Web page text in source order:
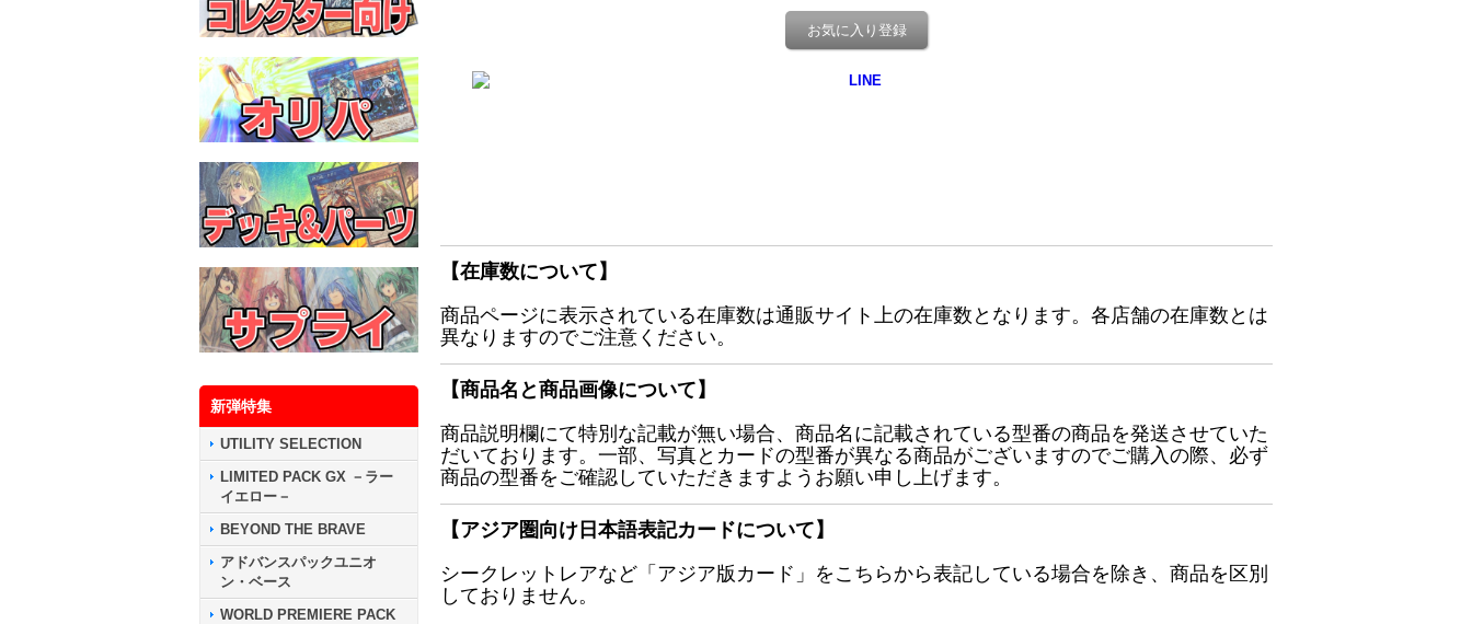
新弾特集
UTILITY SELECTION
LIMITED PACK GX －ラー
イエロー－
BEYOND THE BRAVE
アドバンスパックユニオ
ン・ベース
WORLD PREMIERE PACK
お気に入り登録
【在庫数について】
商品ページに表示されている在庫数は通販サイト上の在庫数となります。各店舗の在庫数とは
異なりますのでご注意ください。
【商品名と商品画像について】
商品説明欄にて特別な記載が無い場合、商品名に記載されている型番の商品を発送させていた
だいております。一部、写真とカードの型番が異なる商品がございますのでご購入の際、必ず
商品の型番をご確認していただきますようお願い申し上げます。
【アジア圏向け日本語表記カードについて】
シークレットレアなど「アジア版カード」をこちらから表記している場合を除き、商品を区別
しておりません。